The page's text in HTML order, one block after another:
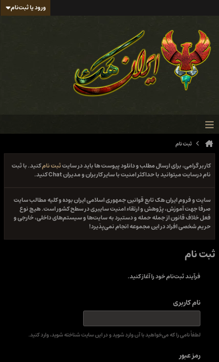
ورود یا ثبت‌نام
ثبت نام
کاربر گرامی، برای ارسال مطلب و دانلود پیوست ها باید در سایتثبت نامکنید. با ثبت
نام درسایت میتوانید با حداکثر امنیت با سایر کاربران و مدیران Chat کنید.
سایت و فروم ایران هک تابع قوانین جمهوری اسلامی ایران بوده و کلیه مطالب سایت
صرفا جهت آموزش، پژوهش و ارتقاء امنیت سایبری در سطح کشور است. هیچ نوع
فعل خلاف قانون از جمله حمله و دستبرد به سایت‌ها و سیستم‌های داخلی، خارجی و
حریم شخصی افراد در این مجموعه انجام نمی‌پذیرد!
ثبت نام
فرآیند ثبت‌نام خود را آغاز کنید.
نام کاربری
لطفاً نامی را که می‌خواهید با آن وارد شوید و در این سایت شناخته شوید، وارد کنید.
رمز عبور